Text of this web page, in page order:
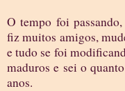
O tempo foi
fiz muitos amigos,
e tudo se foi
maduros e sei o
anos.